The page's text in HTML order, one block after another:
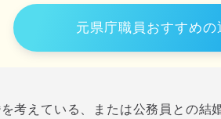
元県庁職員おすすめ
考えている、または公務員との結